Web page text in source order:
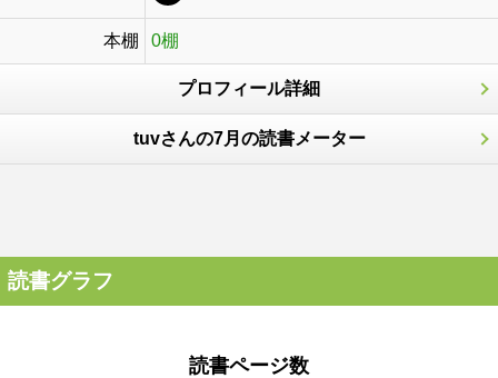
本棚 0棚
プロフィール詳細
tuvさんの7月の読書メーター
読書グラフ
読書ページ数